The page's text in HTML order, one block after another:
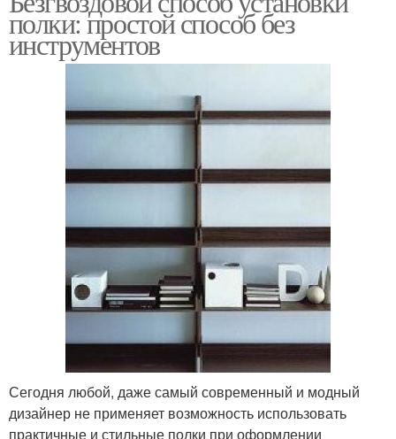
полки: простой способ без
инструментов
Сегодня любой, даже самый современный и модный
дизайнер не применяет возможность использовать
практичные и стильные полки при оформлении